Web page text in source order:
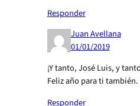
Responder
Juan Avellana
01/01/2019
¡Y tanto, José Luis, y
Feliz año para ti
Responder